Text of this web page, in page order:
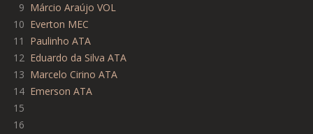
9 Márcio Araújo VOL
10 Everton MEC
11
Paulinho ATA
12 Eduardo da Silva ATA
13 Marcelo Cirino ATA
14 Emerson ATA
15
16